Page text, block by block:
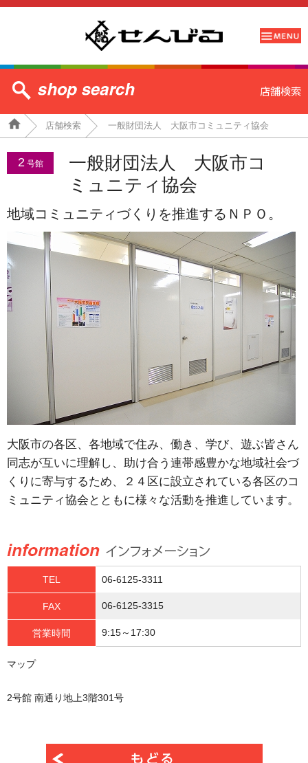
店舗検索 一般財団法人 大阪市コミュニティ協会
2 号館
一般財団法人 大阪市コ
ミュニティ協会
地域コミュニティづくりを推進するＮＰＯ。
大阪市の各区、各地域で住み、働き、学び、遊ぶ皆さん
同志が互いに理解し、助け合う連帯感豊かな地域社会づ
くりに寄与するため、２４区に設立されている各区のコ
ミュニティ協会とともに様々な活動を推進しています。
TEL 06-6125-3311
FAX 06-6125-3315
営業時間 9:15～17:30
マップ
2号館 南通り地上3階301号